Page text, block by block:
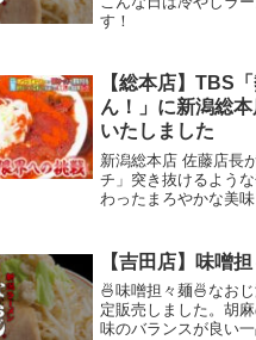
す！
【総本店】TBS
ん！」に新潟総
いたしました
新潟総本店 佐藤店長
チ」突き抜けるよう
わったまろやかな美
ん！」2025年5月17
介いただ...
【吉田店】味噌
🍜味噌担々麺🍜なお
定販売しました。胡
味のバランスが良い